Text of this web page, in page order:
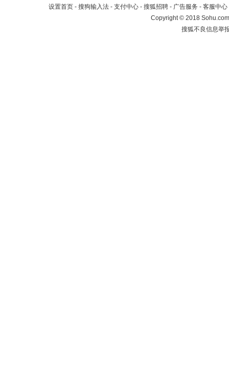
设置首页 - 搜狗输入法 - 支付中心 - 搜狐招聘 - 广告服务 - 客服中心
Copyright©2018
搜狐不良信息举